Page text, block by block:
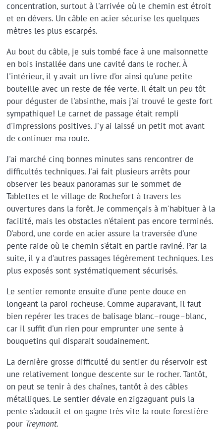
concentration, surtout à l'arrivée où le chemin est étroit
et en dévers. Un câble en acier sécurise les quelques
mètres les plus escarpés.
Au bout du câble, je suis tombé face à une maisonnette
en bois installée dans une cavité dans le rocher. À
l'intérieur, il y avait un livre d'or ainsi qu'une petite
bouteille avec un reste de fée verte. Il était un peu tôt
pour déguster de l'absinthe, mais j'ai trouvé le geste fort
sympathique! Le carnet de passage était rempli
d'impressions positives. J'y ai laissé un petit mot avant
de continuer ma route.
J'ai marché cinq bonnes minutes sans rencontrer de
difficultés techniques. J'ai fait plusieurs arrêts pour
observer les beaux panoramas sur le sommet de
Tablettes et le village de Rochefort à travers les
ouvertures dans la forêt. Je commençais à m'habituer à la
facilité, mais les obstacles n'étaient pas encore terminés.
D'abord, une corde en acier assure la traversée d'une
pente raide où le chemin s'était en partie raviné. Par la
suite, il y a d'autres passages légèrement techniques. Les
plus exposés sont systématiquement sécurisés.
Le sentier remonte ensuite d'une pente douce en
longeant la paroi rocheuse. Comme auparavant, il faut
bien repérer les traces de balisage blanc–rouge–blanc,
car il suffit d'un rien pour emprunter une sente à
bouquetins qui disparait soudainement.
La dernière grosse difficulté du sentier du réservoir est
une relativement longue descente sur le rocher. Tantôt,
on peut se tenir à des chaînes, tantôt à des câbles
métalliques. Le sentier dévale en zigzaguant puis la
pente s'adoucit et on gagne très vite la route forestière
pour Treymont.